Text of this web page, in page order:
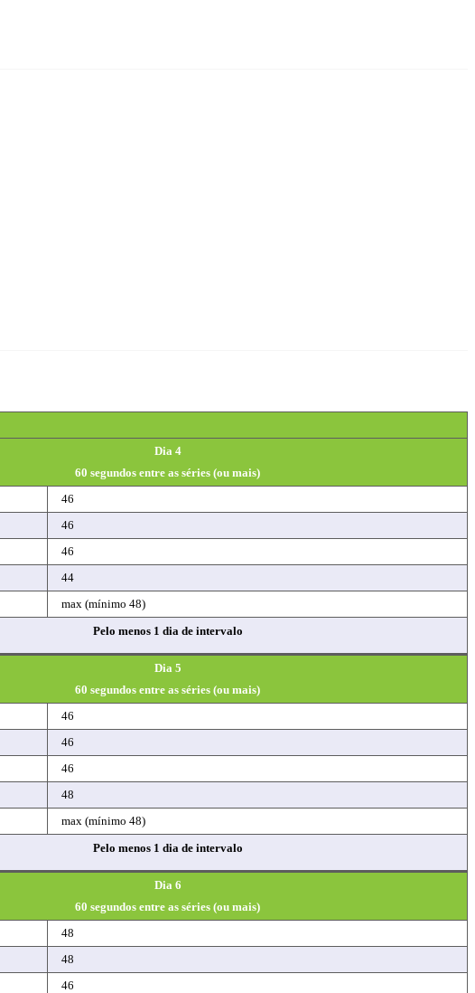
Dia 4
60 segundos entre as séries (ou mais)
46
46
46
44
max (mínimo 48)
Pelo menos 1 dia de intervalo
Dia 5
60 segundos entre as séries (ou mais)
46
46
46
48
max (mínimo 48)
Pelo menos 1 dia de intervalo
Dia 6
60 segundos entre as séries (ou mais)
48
48
46